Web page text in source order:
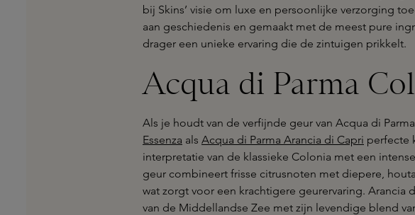
bij Skins’ visie om luxe en persoonlijke verzorging
aan geschiedenis en gemaakt met de meest pure
drager een unieke ervaring die de zintuigen prikkelt.
Acqua di Parma
Als je houdt van de verfijnde geur van Acqua di
Essenza als Acqua di Parma Arancia di Capri perfecte
interpretatie van de klassieke Colonia met een
geur combineert frisse citrusnoten met diepere,
wat zorgt voor een krachtigere geurervaring. Arancia
van de Middellandse Zee met zijn levendige blend